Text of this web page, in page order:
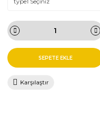
SEPETE EKLE
Karşılaştır